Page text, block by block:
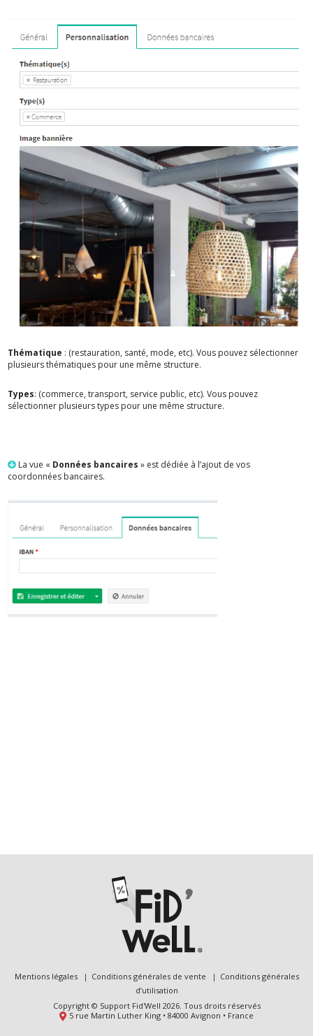
Thématique : (restauration, santé, mode, etc). Vous pouvez sélectionner
plusieurs thématiques pour une même structure.
Types: (commerce, transport, service public, etc). Vous pouvez
sélectionner plusieurs types pour une même structure.
La vue « Données bancaires » est dédiée à l’ajout de vos
coordonnées bancaires.
Mentions légales Conditions générales de vente
Conditions générales
d’utilisation
Copyright © Support Fid'Well 2026. Tous droits réservés
5 rue Martin Luther King • 84000 Avignon • France